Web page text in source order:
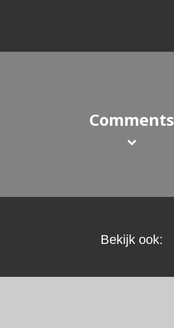
Comments
Bekijk ook: